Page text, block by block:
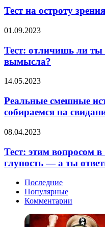
звезд?
остроту
что
так
с
улиткой
Тест на остроту
Тест:
ли
ты
правду
1
от
вымысла?
01.09.2023
Тест: отличишь ли ты
вымысла?
Реальные
истории
о
том,
мы
на
свидания
14.05.2023
Реальные смешные
собираемся на
Тест:
вопросом
в
СССР
глупость
08.04.2023
Тест: этим вопросом
глупость — а ты
Последние
Популярные
Комментарии